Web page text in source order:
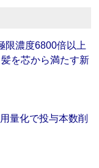
限濃度6800倍以上
を芯から満たす新
量化で投与本数削